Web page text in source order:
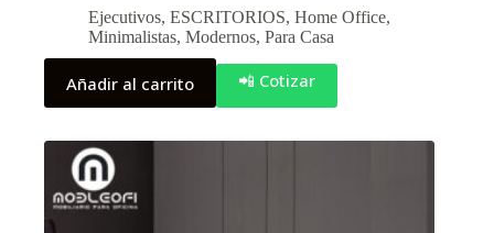
Ejecutivos, ESCRITORIOS, Home Office,
Minimalistas, Modernos, Para Casa
Añadir al carrito 📲 Cotizar